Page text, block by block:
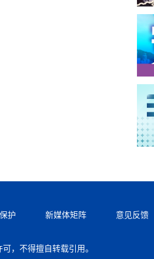
护 新媒体矩阵 意见反馈
，不得擅自转载引用。